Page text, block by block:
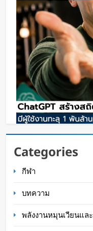
ChatGPT ทะลุ 1 พั
โลก AI
Categories
กีฬา
บทความ
พลังงานหมุนเวียนแล